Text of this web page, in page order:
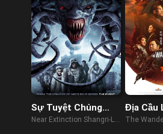
Sự Tuyệt Chủng
Cận Kề
Near Extinction Shangri-La
Địa Cầu
The